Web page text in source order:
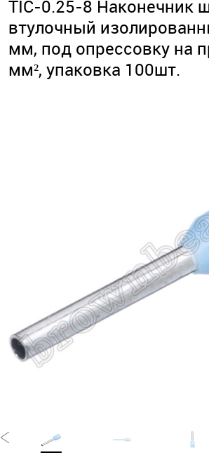
TIC-0.25-8 Наконечник
втулочный
мм, под опрессовку на
мм², упаковка 100шт.